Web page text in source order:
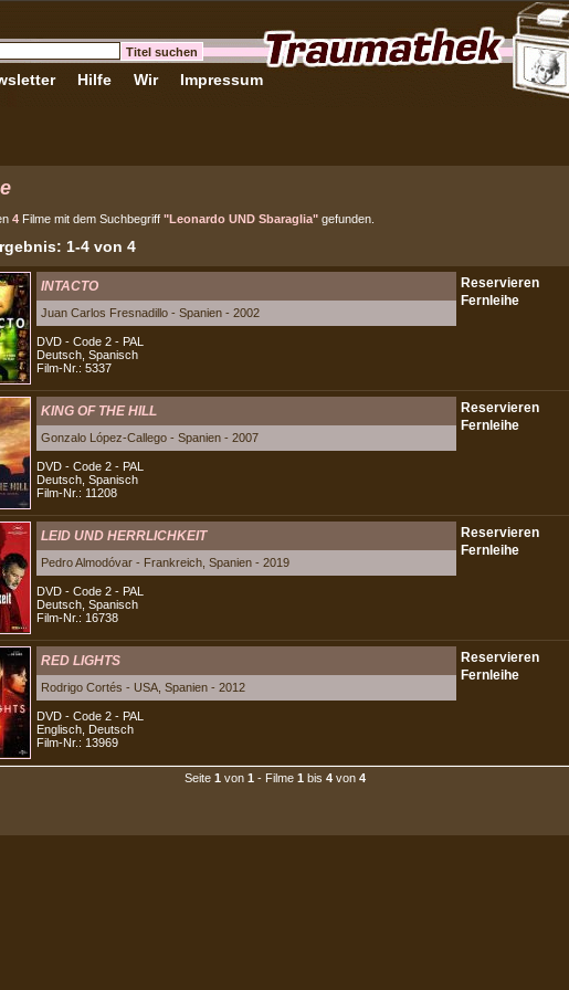
Hilfe Wir Impressum
4 Filme mit dem Suchbegriff "Leonardo UND Sbaraglia" gefunden.
1-4 von 4
INTACTO
Juan Carlos Fresnadillo - Spanien - 2002
DVD - Code 2 - PAL
Deutsch, Spanisch
Film-Nr.: 5337
KING OF THE HILL
Gonzalo López-Callego - Spanien - 2007
DVD - Code 2 - PAL
Deutsch, Spanisch
Film-Nr.: 11208
LEID UND HERRLICHKEIT
Pedro Almodóvar - Frankreich, Spanien - 2019
DVD - Code 2 - PAL
Deutsch, Spanisch
Film-Nr.: 16738
RED LIGHTS
Rodrigo Cortés - USA, Spanien - 2012
DVD - Code 2 - PAL
Englisch, Deutsch
Film-Nr.: 13969
Seite 1 von 1 - Filme 1 bis 4von 4